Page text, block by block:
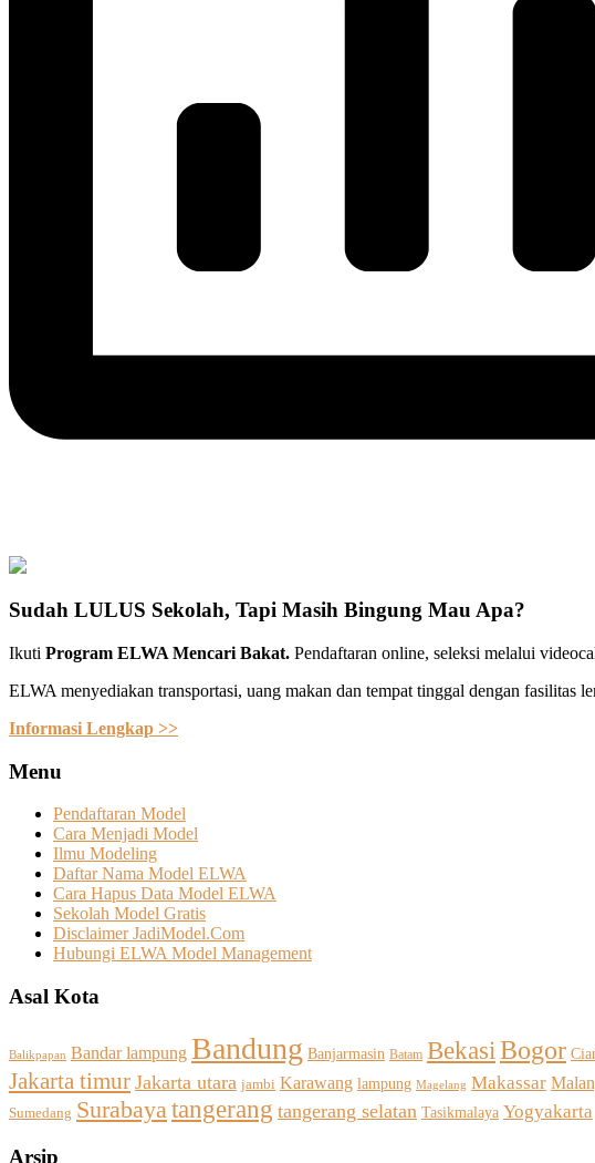
Sudah LULUS Sekolah, Tapi Masih Bingung Mau Apa?
Ikuti Program ELWA Mencari Bakat. Pendaftaran online, seleksi melalui
ELWA menyediakan transportasi, uang makan dan tempat tinggal dengan fasilitas
Informasi Lengkap >>
Menu
Pendaftaran Model
Cara Menjadi Model
Ilmu Modeling
Daftar Nama Model ELWA
Cara Hapus Data Model ELWA
Sekolah Model Gratis
Disclaimer JadiModel.Com
Hubungi ELWA Model Management
Asal Kota
Balikpapan Bandar lampung Bandung Banjarmasin Batam Bekasi Bogor
Jakarta timur Jakarta utara jambi Karawang lampung Magelang Makassar
Sumedang Surabayatangerang tangerang selatan Tasikmalaya Yogyakarta
Arsip